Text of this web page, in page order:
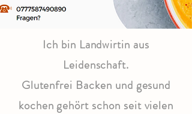
Ich bin Landwirtin aus
Leidenschaft.
Glutenfrei Backen und gesund
kochen gehört schon seit vielen